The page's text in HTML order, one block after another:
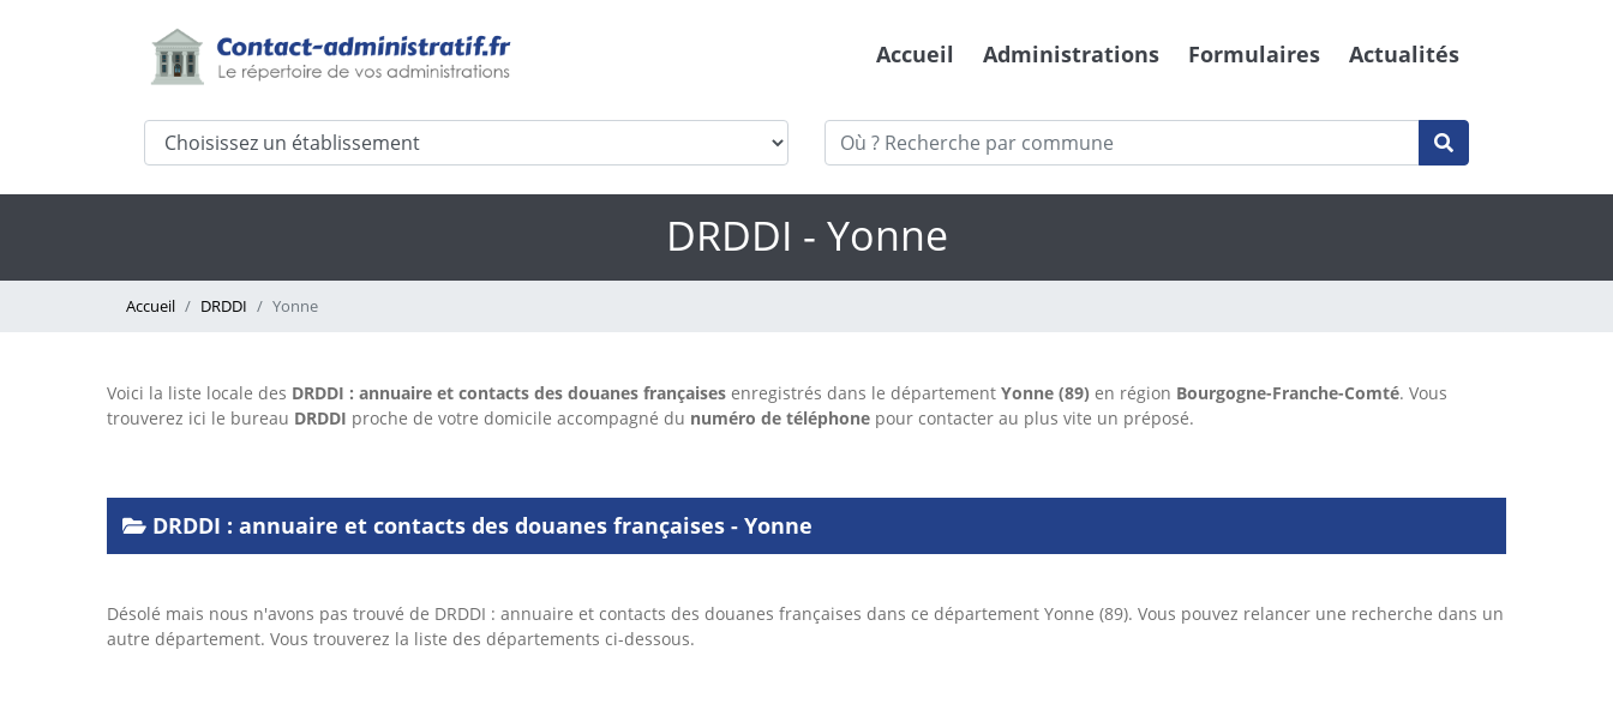
Accueil Administrations Formulaires Actualités
DRDDI - Yonne
Accueil DRDDI Yonne
Voici la liste locale des DRDDI : annuaire et contacts des douanes françaises enregistrés dans le département Yonne (89) en région Bourgogne-Franche-Comté. Vous
trouverez ici le bureau DRDDI proche de votre domicile accompagné du numéro de téléphone pour contacter au plus vite un préposé.
DRDDI : annuaire et contacts des douanes françaises - Yonne
Désolé mais nous n'avons pas trouvé de DRDDI : annuaire et contacts des douanes françaises dans ce département Yonne (89). Vous pouvez relancer une recherche dans un
autre département. Vous trouverez la liste des départements ci-dessous.